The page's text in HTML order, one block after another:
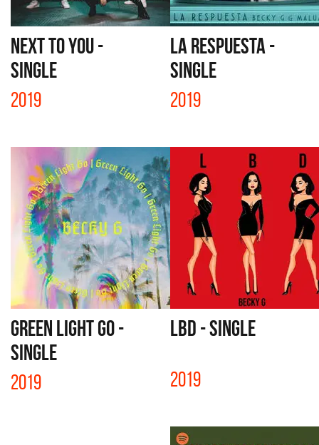
NEXT TO YOU -
SINGLE
2019
LA RESPUESTA -
SINGLE
2019
GREEN LIGHT GO -
SINGLE
2019
LBD - SINGLE
2019